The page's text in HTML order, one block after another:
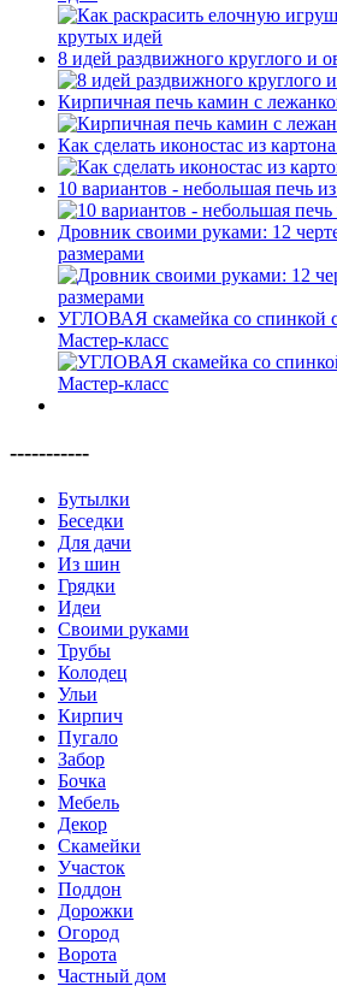
8 идей раздвижного круглого и
Кирпичная печь камин с
Как сделать иконостас из
10 вариантов - небольшая печь
Дровник своими руками: 12
размерами
УГЛОВАЯ скамейка со спинкой
Мастер-класс
-----------
Бутылки
Беседки
Для дачи
Из шин
Грядки
Идеи
Своими руками
Трубы
Колодец
Ульи
Кирпич
Пугало
Забор
Бочка
Мебель
Декор
Скамейки
Участок
Поддон
Дорожки
Огород
Ворота
Частный дом